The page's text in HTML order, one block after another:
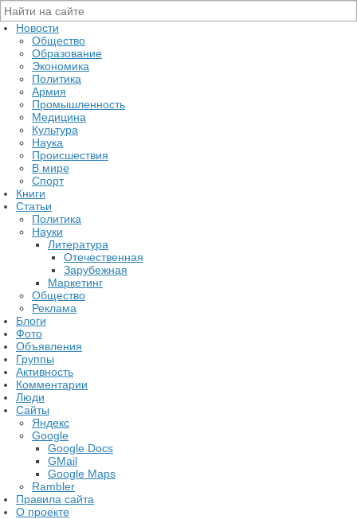
Новости
Общество
Образование
Экономика
Политика
Армия
Промышленность
Медицина
Культура
Наука
Происшествия
В мире
Спорт
Книги
Статьи
Политика
Науки
Литература
Отечественная
Зарубежная
Маркетинг
Общество
Реклама
Блоги
Фото
Объявления
Группы
Активность
Комментарии
Люди
Сайты
Яндекс
Google
Google Docs
GMail
Google Maps
Rambler
Правила сайта
О проекте